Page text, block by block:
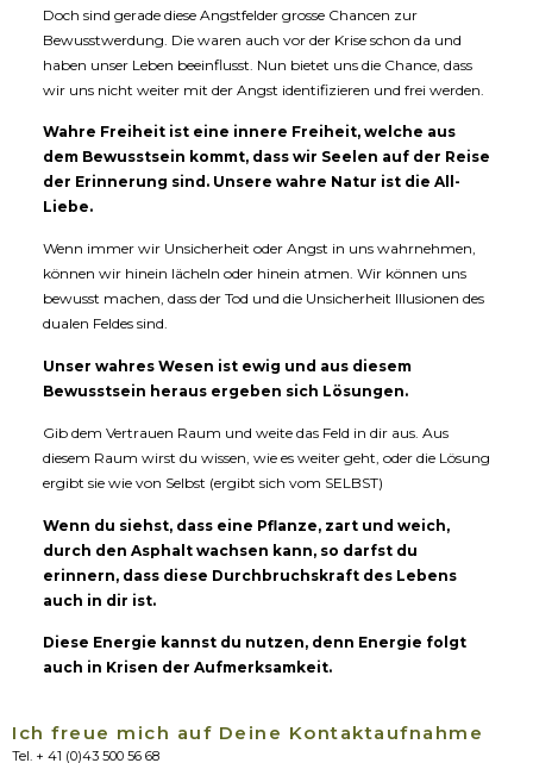
Doch sind gerade diese Angstfelder grosse Chancen zur
Bewusstwerdung. Die waren auch vor der Krise schon da und
haben unser Leben beeinflusst. Nun bietet uns die Chance, dass
wir uns nicht weiter mit der Angst identifizieren und frei werden.
Wahre Freiheit ist eine innere Freiheit, welche aus
dem Bewusstsein kommt, dass wir Seelen auf der Reise
der Erinnerung sind. Unsere wahre Natur ist die All-
Liebe.
Wenn immer wir Unsicherheit oder Angst in uns wahrnehmen,
können wir hinein lächeln oder hinein atmen. Wir können uns
bewusst machen, dass der Tod und die Unsicherheit Illusionen des
dualen Feldes sind.
Unser wahres Wesen ist ewig und aus diesem
Bewusstsein heraus ergeben sich Lösungen.
Gib dem Vertrauen Raum und weite das Feld in dir aus. Aus
diesem Raum wirst du wissen, wie es weiter geht, oder die Lösung
ergibt sie wie von Selbst (ergibt sich vom SELBST)
Wenn du siehst, dass eine Pflanze, zart und weich,
durch den Asphalt wachsen kann, so darfst du
erinnern, dass diese Durchbruchskraft des Lebens
auch in dir ist.
Diese Energie kannst du nutzen, denn Energie folgt
auch in Krisen der Aufmerksamkeit.
Ich freue mich auf Deine Kontaktaufnahme
Tel. + 41 (0)43 500 56 68